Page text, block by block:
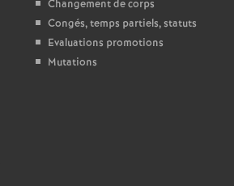
Changement de corps
Congés, temps partiels, statuts
Evaluations promotions
Mutations